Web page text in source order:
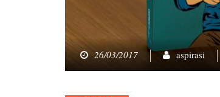
26/03/2017 aspirasi